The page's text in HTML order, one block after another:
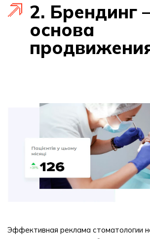
2. Брендинг
основа
Эффективная реклама стоматологии